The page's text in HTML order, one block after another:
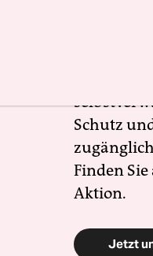
allem mit
Schutz
Finden
Aktion.
Jetzt